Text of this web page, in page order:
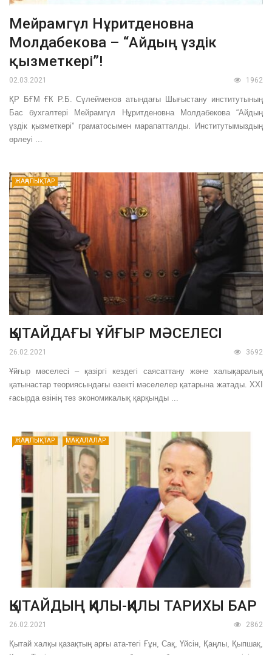
Мейрамгүл Нұритденовна
Молдабекова – “Айдың үздік
қызметкері”!
02.03.2021 1962
ҚР БҒМ ҒК Р.Б. Сүлейменов атындағы Шығыстану институтының
Бас бухгалтері Мейрамгүл Нұритденовна Молдабекова “Айдың
үздік қызметкері” граматосымен марапатталды. Институтымыздың
өрлеуі ...
ЖАҢАЛЫҚТАР
ҚЫТАЙДАҒЫ ҰЙҒЫР МӘСЕЛЕСІ
26.02.2021 3692
Ұйғыр мәселесі – қазіргі кездегі саясаттану және халықаралық
қатынастар теориясындағы өзекті мәселелер қатарына жатады. ХХІ
ғасырда өзінің тез экономикалық қарқынды ...
ЖАҢАЛЫҚТАР МАҚАЛАЛАР
ҚЫТАЙДЫҢ ҚИЛЫ-ҚИЛЫ ТАРИХЫ БАР
26.02.2021 2862
Қытай халқы қазақтың арғы ата-тегі Ғұн, Сақ, Үйсін, Қаңлы, Қыпшақ,